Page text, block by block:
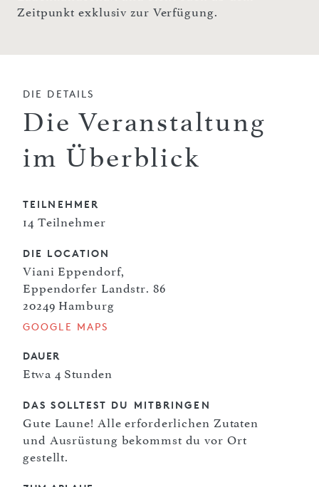
Zeitpunkt exklusiv zur Verfügung.
DIE DETAILS
Die Veranstaltung
im Überblick
TEILNEHMER
14 Teilnehmer
DIE LOCATION
Viani Eppendorf,
Eppendorfer Landstr. 86
20249 Hamburg
GOOGLE MAPS
DAUER
Etwa 4 Stunden
DAS SOLLTEST DU MITBRINGEN
Gute Laune! Alle erforderlichen Zutaten
und Ausrüstung bekommst du vor Ort
gestellt.